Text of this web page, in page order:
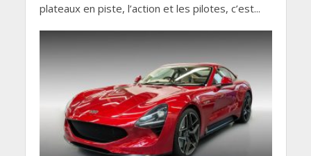
plateaux en piste, l’action et les pilotes, c’est...